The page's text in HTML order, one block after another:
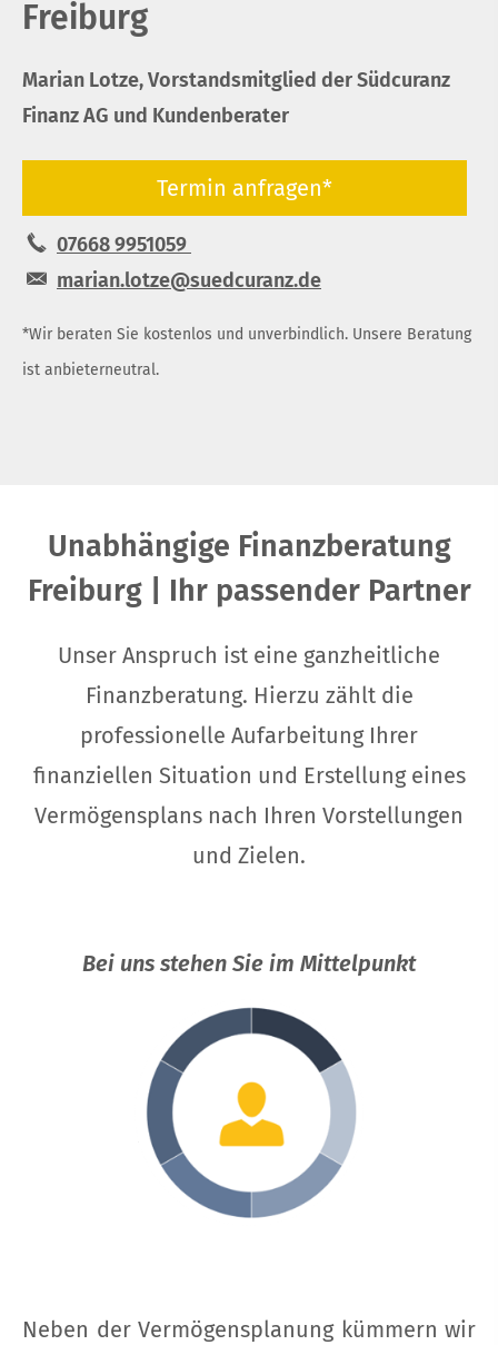
Freiburg
Marian Lotze, Vorstandsmitglied der Südcuranz
Finanz AG und Kundenberater
Termin anfragen*
07668 9951059
marian.lotze@suedcuranz.de
*Wir beraten Sie kostenlos und unverbindlich. Unsere Beratung
ist anbieterneutral.
Unabhängige Finanzberatung
Freiburg | Ihr passender Partner
Unser Anspruch ist eine ganzheitliche
Finanzberatung. Hierzu zählt die
professionelle Aufarbeitung Ihrer
finanziellen Situation und Erstellung eines
Vermögensplans nach Ihren Vorstellungen
und Zielen.
Bei uns stehen Sie im Mittelpunkt
Neben der Vermögensplanung kümmern wir